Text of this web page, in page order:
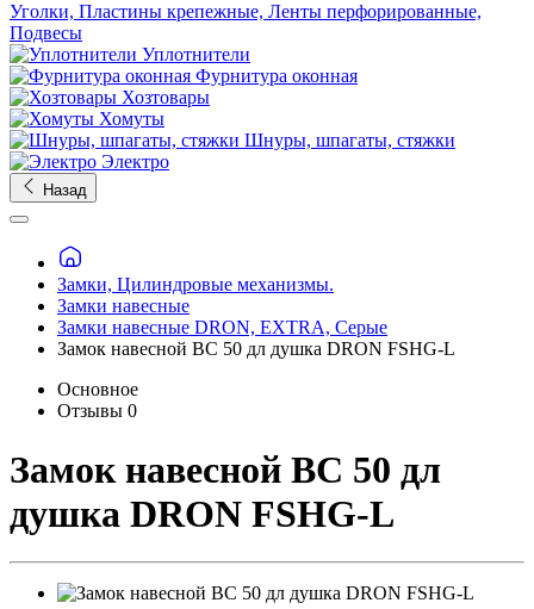
Уголки, Пластины крепежные, Ленты перфорированные,
Подвесы
Уплотнители
Фурнитура оконная
Хозтовары
Хомуты
Шнуры, шпагаты, стяжки
Электро
Назад
Замки, Цилиндровые механизмы.
Замки навесные
Замки навесные DRON, EXTRA, Серые
Замок навесной ВС 50 дл душка DRON FSHG-L
Основное
Отзывы 0
Замок навесной ВС 50 дл
душка DRON FSHG-L